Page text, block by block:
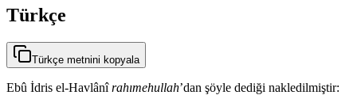
Türkçe
Türkçe metnini kopyala
Ebû İdris el-Havlânîrahımehullah’dan şöyle dediği nakledilmiştir: